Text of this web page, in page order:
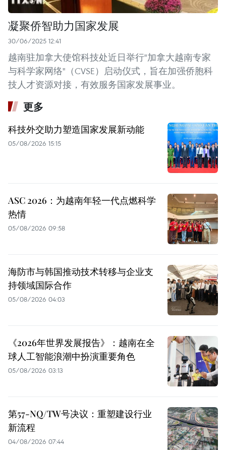
凝聚侨智助力国家发展
30/06/2025 12:41
越南驻加拿大使馆科技处近日举行"加拿大越南专家
与科学家网络"（CVSE）启动仪式，旨在加强侨胞科
技人才资源对接，有效服务国家发展事业。
更多
科技外交助力塑造国家发展新动能
05/08/2026 15:15
ASC 2026：为越南年轻一代点燃科学
热情
05/08/2026 09:58
海防市与韩国推动技术转移与企业支
持领域国际合作
05/08/2026 04:03
《2026年世界发展报告》：越南在全
球人工智能浪潮中扮演重要角色
05/08/2026 03:13
第57-NQ/TW号决议：重塑建设行业
新流程
04/08/2026 07:44